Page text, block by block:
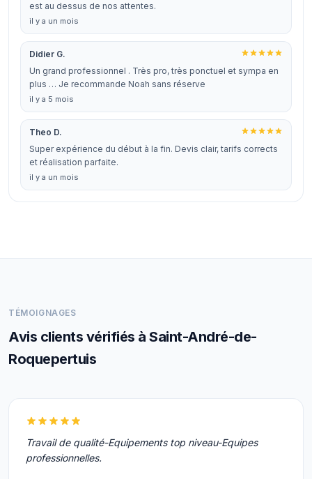
est au dessus de nos attentes.
il y a un mois
Didier G.
Un grand professionnel . Très pro, très ponctuel et sympa en
plus … Je recommande Noah sans réserve
il y a 5 mois
Theo D.
Super expérience du début à la fin. Devis clair, tarifs corrects
et réalisation parfaite.
il y a un mois
TÉMOIGNAGES
Avis clients vérifiés à Saint-André-de-
Roquepertuis
Travail de qualité-Equipements top niveau-Equipes
professionnelles.